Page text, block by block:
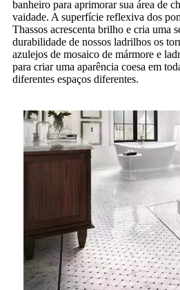
banheiro para aprimorar sua área de
vaidade. A superfície reflexiva dos
Thassos acrescenta brilho e cria uma
durabilidade de nossos ladrilhos os
azulejos de mosaico de mármore e
para criar uma aparência coesa em
diferentes espaços diferentes.